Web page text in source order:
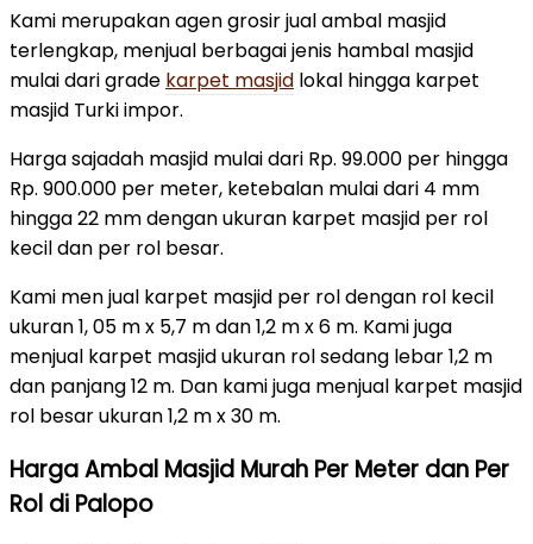
Kami merupakan agen grosir jual ambal masjid
terlengkap, menjual berbagai jenis hambal masjid
mulai dari grade karpet masjid lokal hingga karpet
masjid Turki impor.
Harga sajadah masjid mulai dari Rp. 99.000 per hingga
Rp. 900.000 per meter, ketebalan mulai dari 4 mm
hingga 22 mm dengan ukuran karpet masjid per rol
kecil dan per rol besar.
Kami men jual karpet masjid per rol dengan rol kecil
ukuran 1, 05 m x 5,7 m dan 1,2 m x 6 m. Kami juga
menjual karpet masjid ukuran rol sedang lebar 1,2 m
dan panjang 12 m. Dan kami juga menjual karpet masjid
rol besar ukuran 1,2 m x 30 m.
Harga Ambal Masjid Murah Per Meter dan Per
Rol di Palopo